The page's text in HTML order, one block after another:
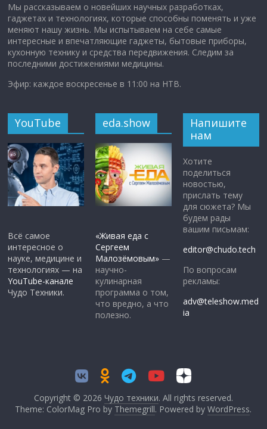
Мы рассказываем о новейших научных разработках,
гаджетах и технологиях, которые способны поменять и уже
меняют нашу жизнь. Мы испытываем на себе самые
интересные и впечатляющие гаджеты, бытовые приборы,
кухонную технику и средства передвижения. Следим за
последними достижениями медицины.
Эфир: каждое воскресенье в 11:00 на НТВ.
YouTube
Всё самое
интересное о
науке, медицине и
технологиях — на
YouTube-канале
Чудо Техники.
eda.show
«Живая еда с
Сергеем
Малозёмовым» —
научно-
кулинарная
программа о том,
что вредно, а что
полезно.
Напишите
нам
Хотите
поделиться
новостью,
прислать тему
для сюжета? Мы
будем рады
вашим письмам:
editor@chudo.tech
По вопросам
рекламы:
adv@teleshow.med
ia
Copyright © 2026 Чудо техники. All rights reserved.
Theme: ColorMag Pro by Themegrill. Powered byWordPress.